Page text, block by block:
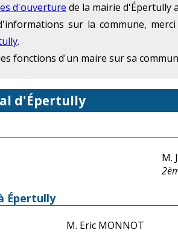
d'ouverture de la mairie d'Épertully
sur la commune,
.
fonctions d'un maire sur sa
d'Épertully
M.
Épertully
M. Eric MONNOT